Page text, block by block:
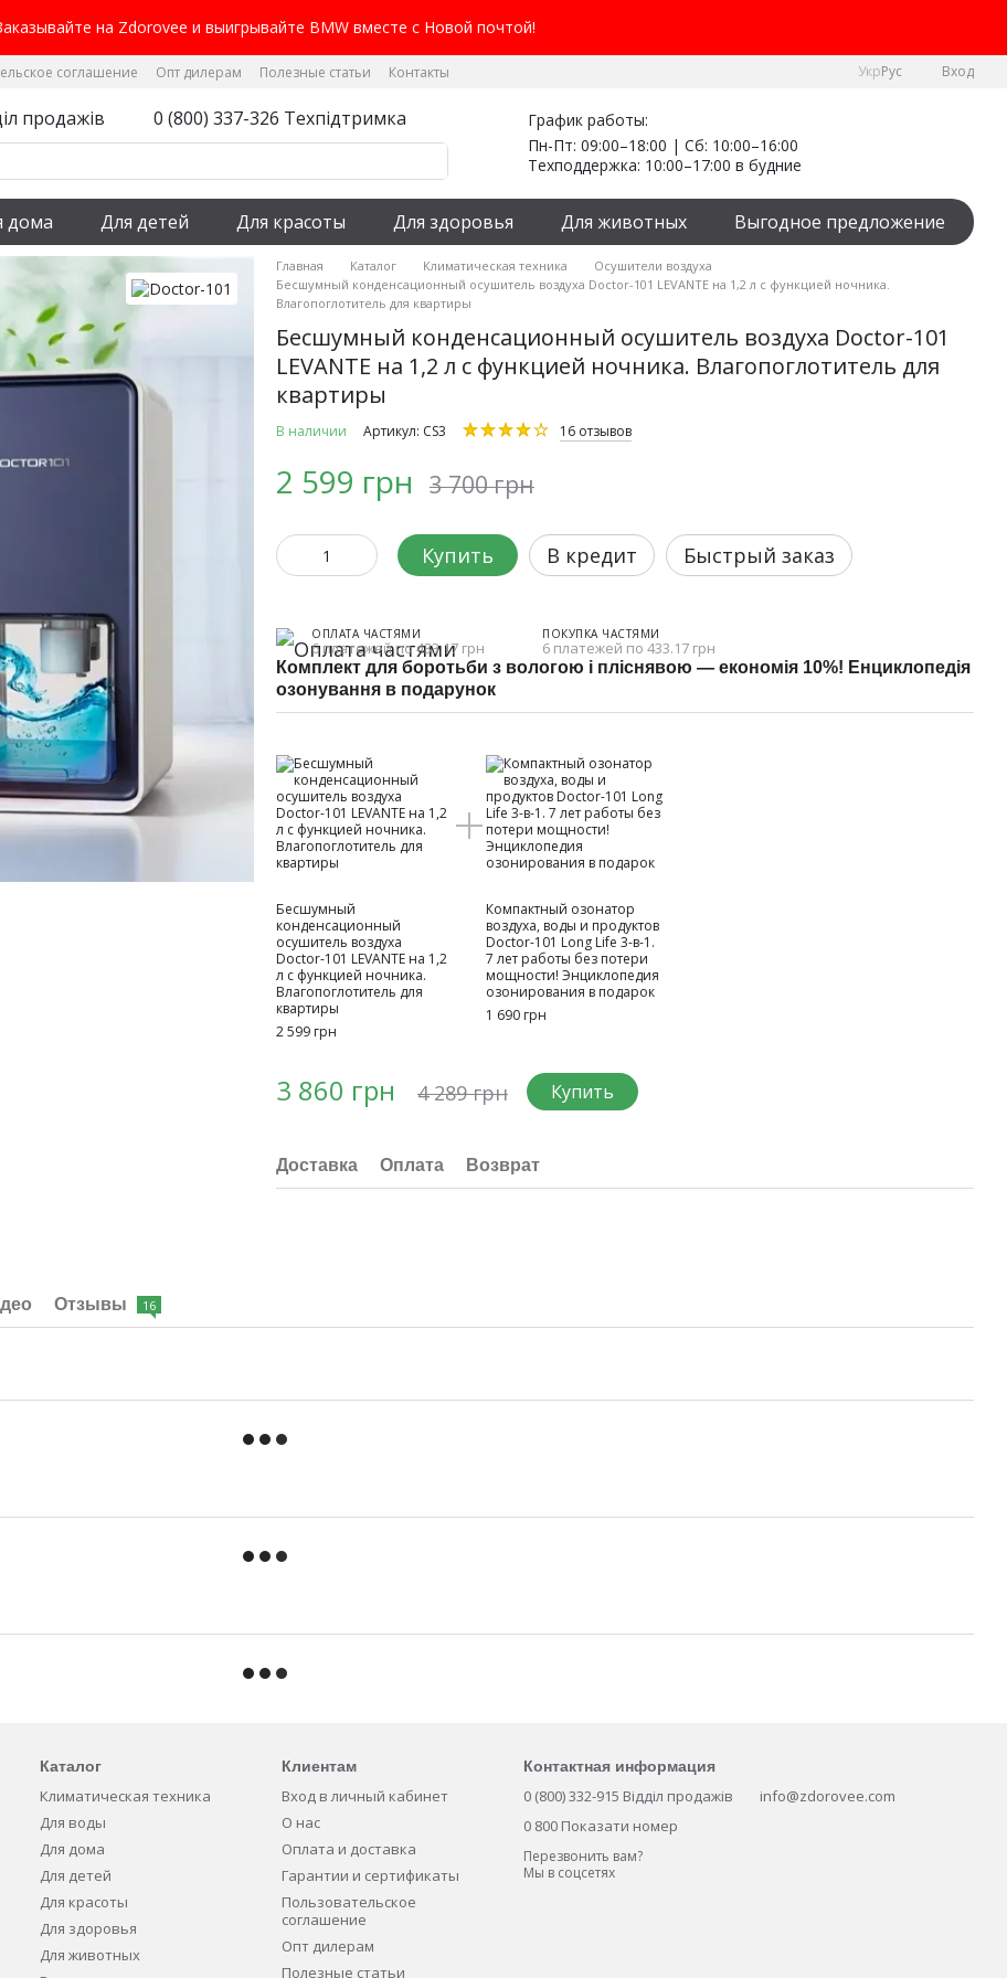
на Zdorovee и выигрывайте BMW вместе с Новой почтой!
соглашение Опт дилерам Полезные статьи
Контакты
УкрРус Вход
продажів 0 (800) 337-326 Техпідтримка
График работы:
Пн-Пт: 09:00–18:00 | Сб: 10:00–16:00
Техподдержка: 10:00–17:00 в будние
дома Для детей Для красоты Для здоровья Для животных Выгодное предложение
Главная Каталог Климатическая техника
Осушители воздуха
Бесшумный конденсационный осушитель воздуха Doctor-101 LEVANTE на 1,2 л с функцией ночника.
Влагопоглотитель для квартиры
Бесшумный конденсационный осушитель воздуха Doctor-101
LEVANTE на 1,2 л с функцией ночника. Влагопоглотитель для
квартиры
В наличии Артикул: CS3 16 отзывов
2 599 грн 3 700 грн
Купить В кредит Быстрый заказ
ОПЛАТА ЧАСТЯМИ
6 платежей по 433.17 грн
ПОКУПКА ЧАСТЯМИ
6 платежей по 433.17 грн
Комплект для боротьби з вологою і пліснявою — економія 10%! Енциклопедія
озонування в подарунок
Бесшумный
конденсационный
осушитель воздуха
Doctor-101 LEVANTE на 1,2
л с функцией ночника.
Влагопоглотитель для
квартиры
2 599 грн
Компактный озонатор
воздуха, воды и продуктов
Doctor-101 Long Life 3-в-1.
7 лет работы без потери
мощности! Энциклопедия
озонирования в подарок
1 690 грн
3 860 грн 4 289 грн Купить
Доставка Оплата Возврат
Отзывы 16
Каталог
Климатическая техника
Для воды
Для дома
Для детей
Для красоты
Для здоровья
Для животных
Клиентам
Вход в личный кабинет
О нас
Оплата и доставка
Гарантии и сертификаты
Пользовательское
соглашение
Опт дилерам
Полезные статьи
Контактная информация
0 (800) 332-915 Відділ продажів
0 800 Показати номер
Перезвонить вам?
info@zdorovee.com
Мы в соцсетях